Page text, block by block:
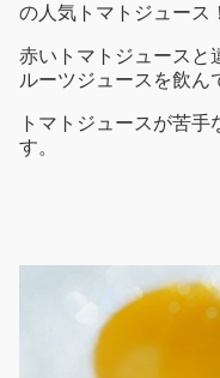
の人気トマトジュース！
赤いトマトジュースと
ルーツジュースを飲ん
トマトジュースが苦
す。